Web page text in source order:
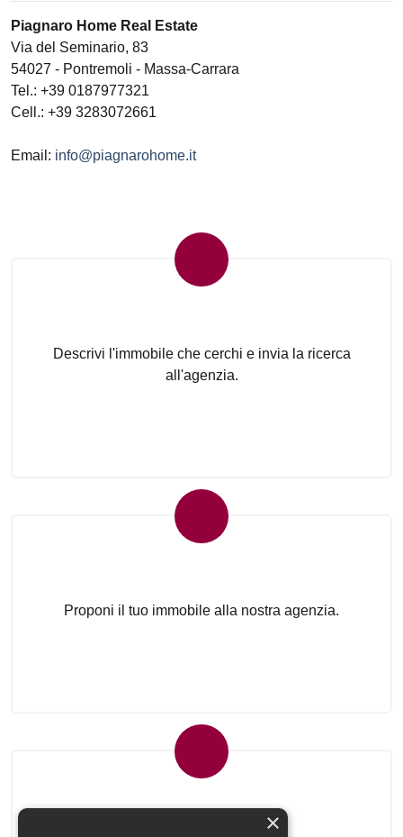
Piagnaro Home Real Estate
Via del Seminario, 83
54027 - Pontremoli - Massa-Carrara
Tel.: +39 0187977321
Cell.: +39 3283072661
Email: info@piagnarohome.it
Descrivi l'immobile che cerchi e invia la ricerca
all'agenzia.
Proponi il tuo immobile alla nostra agenzia.
×